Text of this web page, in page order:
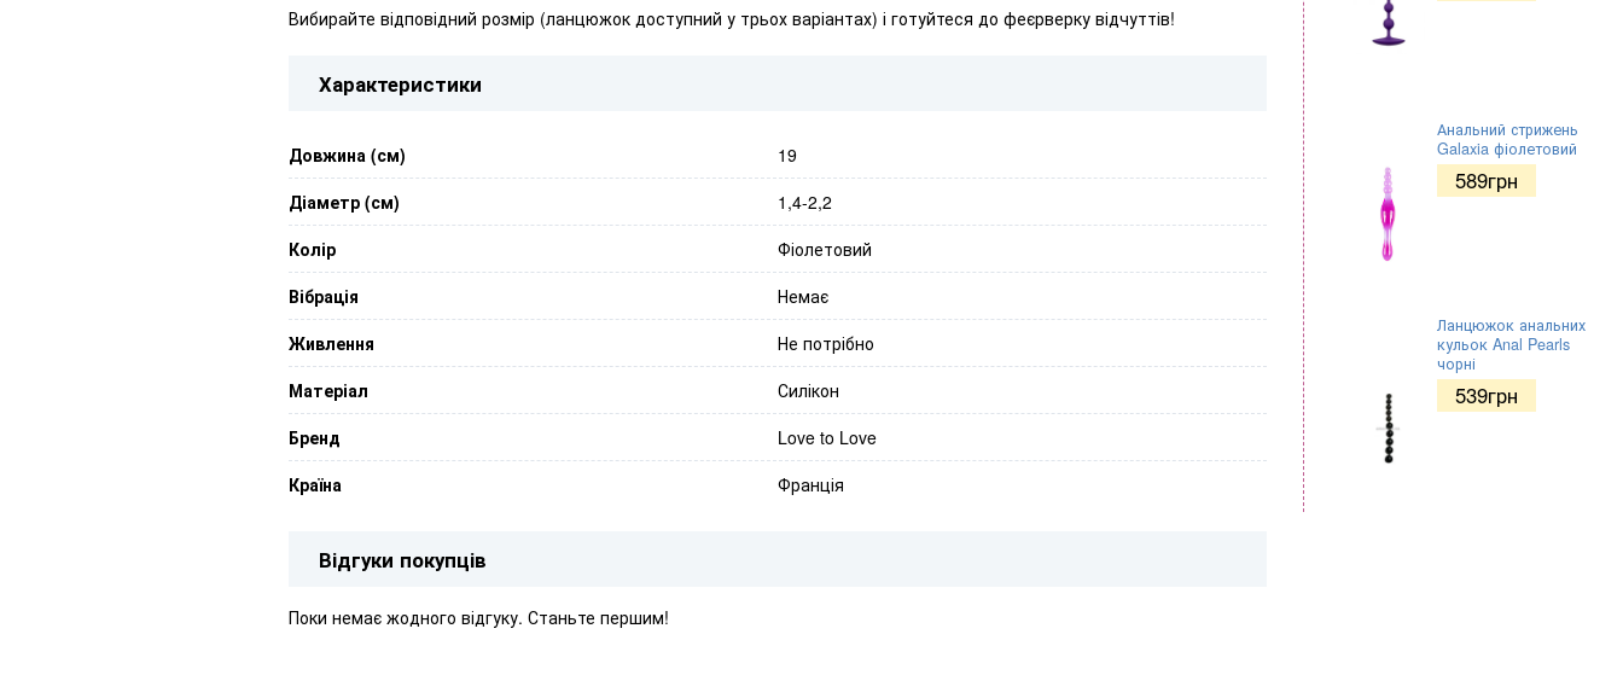
Вибирайте відповідний розмір (ланцюжок доступний у трьох варіантах) і готуйтеся до феєрверку відчуттів!
Характеристики
Довжина (см)
19
Діаметр (см)
1,4-2,2
Колір
Фіолетовий
Вібрація
Немає
Живлення
Не потрібно
Матеріал
Силікон
Бренд
Love to Love
Країна
Франція
Відгуки покупців
Поки немає жодного відгуку. Станьте першим!
Анальний стрижень
Galaxia фіолетовий
589грн
Ланцюжок анальних
кульок Anal Pearls
чорні
539грн